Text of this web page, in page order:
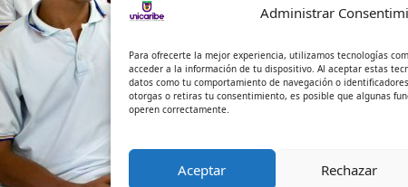
Administrar
Para ofrecerte la mejor experiencia, utilizamos tecnologías
acceder a la información de tu dispositivo. Al aceptar estas
datos como tu comportamiento de navegación o
otorgas o retiras tu consentimiento, es posible que algunas
operen correctamente.
Aceptar Rechazar